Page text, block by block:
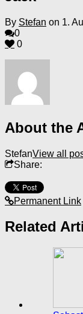
By Stefan on 1.
0
0
About the
StefanView all
Share:
Permanent Link
Related